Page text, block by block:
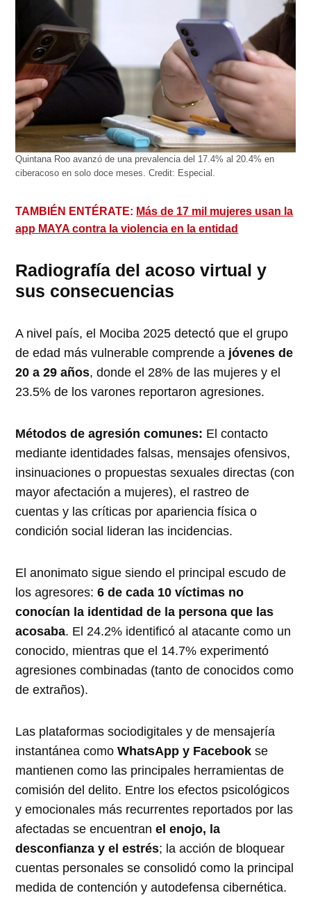
Quintana Roo avanzó de una prevalencia del 17.4% al 20.4% en
ciberacoso en solo doce meses.Credit: Especial.
TAMBIÉN ENTÉRATE: Más de 17 mil mujeres usan la
app MAYA contra la violencia en la entidad
Radiografía del acoso virtual y
sus consecuencias
A nivel país, el Mociba 2025 detectó que el grupo
de edad más vulnerable comprende a jóvenes de
20 a 29 años, donde el 28% de las mujeres y el
23.5% de los varones reportaron agresiones.
Métodos de agresión comunes: El contacto
mediante identidades falsas, mensajes ofensivos,
insinuaciones o propuestas sexuales directas (con
mayor afectación a mujeres), el rastreo de
cuentas y las críticas por apariencia física o
condición social lideran las incidencias.
El anonimato sigue siendo el principal escudo de
los agresores:6 de cada 10 víctimas no
conocían la identidad de la persona que las
acosaba. El 24.2% identificó al atacante como un
conocido, mientras que el 14.7% experimentó
agresiones combinadas (tanto de conocidos como
de extraños).
Las plataformas sociodigitales y de mensajería
instantánea comoWhatsApp y Facebook se
mantienen como las principales herramientas de
comisión del delito. Entre los efectos psicológicos
y emocionales más recurrentes reportados por las
afectadas se encuentranel enojo, la
desconfianza y el estrés; la acción de bloquear
cuentas personales se consolidó como la principal
medida de contención y autodefensa cibernética.